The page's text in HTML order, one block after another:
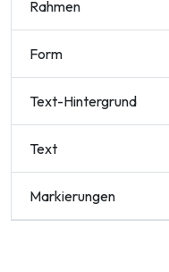
Rahmen
Form
Text-Hintergrund
Text
Markierungen